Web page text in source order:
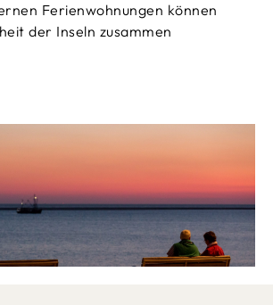
Ferienwohnungen können
der Inseln zusammen